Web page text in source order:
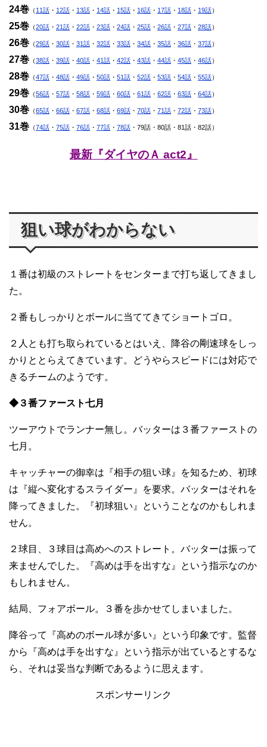
24巻 （11話 ・ 12話 ・ 13話 ・ 14話 ・ 15話 ・ 16話 ・ 17話 ・ 18話 ・ 19話）
25巻 （20話 ・ 21話 ・ 22話 ・ 23話 ・ 24話 ・ 25話 ・ 26話 ・ 27話 ・ 28話）
26巻 （29話 ・ 30話 ・ 31話 ・ 32話 ・ 33話 ・ 34話 ・ 35話 ・ 36話 ・ 37話）
27巻 （38話 ・ 39話 ・ 40話 ・ 41話 ・ 42話 ・ 43話 ・ 44話 ・ 45話 ・ 46話）
28巻 （47話 ・ 48話 ・ 49話 ・ 50話 ・ 51話 ・ 52話 ・ 53話 ・ 54話 ・ 55話）
29巻 （56話 ・ 57話 ・ 58話 ・ 59話 ・ 60話 ・ 61話 ・ 62話 ・ 63話 ・ 64話）
30巻 （65話 ・ 66話 ・ 67話 ・ 68話 ・ 69話 ・ 70話 ・ 71話 ・ 72話 ・ 73話）
31巻 （74話 ・ 75話 ・ 76話 ・ 77話 ・ 78話 ・79話・80話・81話・82話）
最新『ダイヤのＡ act2』
狙い球がわからない
１番は初級のストレートをセンターまで打ち返してきまし
た。
２番もしっかりとボールに当ててきてショートゴロ。
２人とも打ち取られているとはいえ、降谷の剛速球をしっ
かりととらえてきています。どうやらスピードには対応で
きるチームのようです。
◆３番ファースト七月
ツーアウトでランナー無し。バッターは３番ファーストの
七月。
キャッチャーの御幸は『相手の狙い球』を知るため、初球
は『縦へ変化するスライダー』を要求。バッターはそれを
降ってきました。『初球狙い』ということなのかもしれま
せん。
２球目、３球目は高めへのストレート。バッターは振って
来ませんでした。『高めは手を出すな』という指示なのか
もしれません。
結局、フォアボール。３番を歩かせてしまいました。
降谷って『高めのボール球が多い』という印象です。監督
から『高めは手を出すな』という指示が出ているとするな
ら、それは妥当な判断であるように思えます。
スポンサーリンク